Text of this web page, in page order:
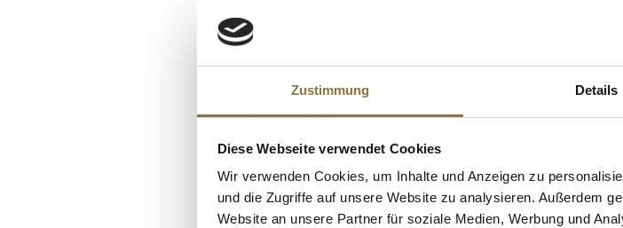
Zustimmung Details
Diese Webseite verwendet Cookies
Wir verwenden Cookies, um Inhalte und Anzeigen zu
und die Zugriffe auf unsere Website zu analysieren. Außerdem
Website an unsere Partner für soziale Medien, Werbung und
Kohlenhydrate
davon Zucker
Eiweiß
ALLERGENE
Allergene
Eier
Milch
(Knollen-)Sellerie
KUNDEN KAUFTEN AUCH